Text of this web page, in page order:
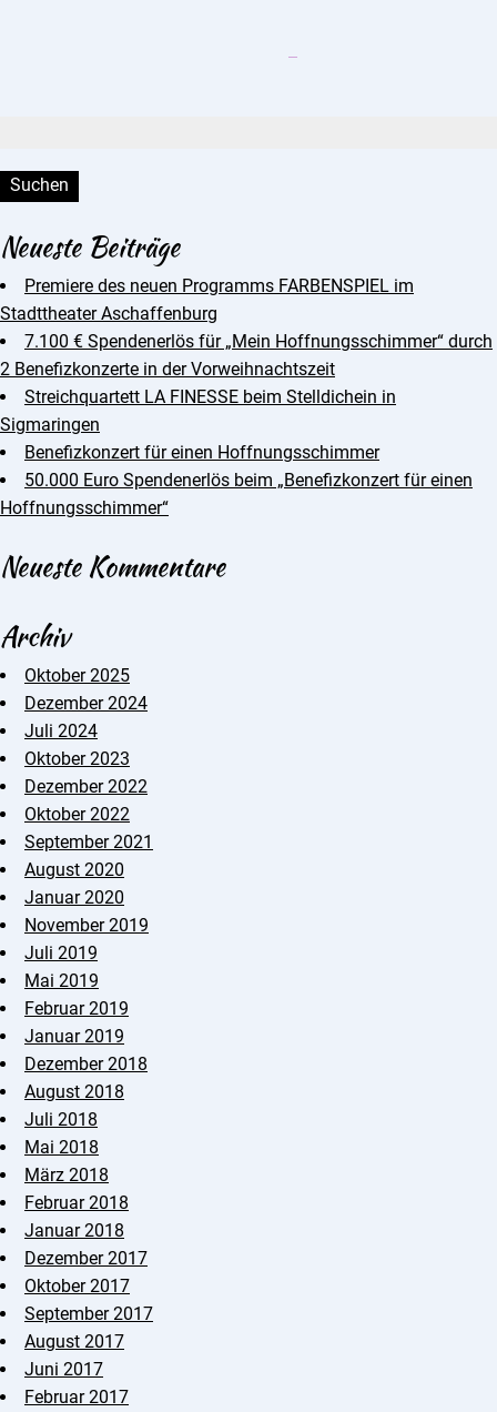
Neueste Beiträge
Premiere des neuen Programms FARBENSPIEL im
Stadttheater Aschaffenburg
7.100 € Spendenerlös für „Mein Hoffnungsschimmer“ durch
2 Benefizkonzerte in der Vorweihnachtszeit
Streichquartett LA FINESSE beim Stelldichein in
Sigmaringen
Benefizkonzert für einen Hoffnungsschimmer
50.000 Euro Spendenerlös beim „Benefizkonzert für einen
Hoffnungsschimmer“
Neueste Kommentare
Archiv
Oktober 2025
Dezember 2024
Juli 2024
Oktober 2023
Dezember 2022
Oktober 2022
September 2021
August 2020
Januar 2020
November 2019
Juli 2019
Mai 2019
Februar 2019
Januar 2019
Dezember 2018
August 2018
Juli 2018
Mai 2018
März 2018
Februar 2018
Januar 2018
Dezember 2017
Oktober 2017
September 2017
August 2017
Juni 2017
Februar 2017